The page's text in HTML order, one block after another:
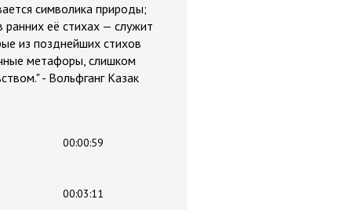
символика природы;
её стихах — служит
из позднейших стихов
метафо­ры, слишком
- Вольфганг Казак
00:00:59
00:03:11